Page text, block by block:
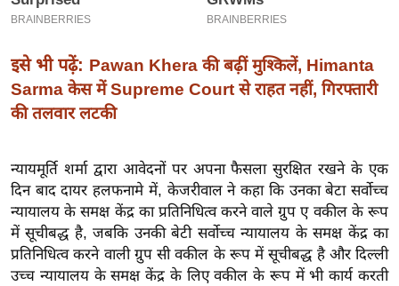
र
सा
ल
सा
ल
श
ख्सि
य
इसे भी पढ़ें: Pawan Khera की बढ़ीं मुश्किलें, Himanta
Sarma केस में Supreme Court से राहत नहीं, गिरफ्तारी
की तलवार लटकी
न्यायमूर्ति शर्मा द्वारा आवेदनों पर अपना फैसला सुरक्षित रखने के एक
दिन बाद दायर हलफनामे में, केजरीवाल ने कहा कि उनका बेटा सर्वोच्च
न्यायालय के समक्ष केंद्र का प्रतिनिधित्व करने वाले ग्रुप ए वकील के रूप
में सूचीबद्ध है, जबकि उनकी बेटी सर्वोच्च न्यायालय के समक्ष केंद्र का
प्रतिनिधित्व करने वाली ग्रुप सी वकील के रूप में सूचीबद्ध है और दिल्ली
उच्च न्यायालय के समक्ष केंद्र के लिए वकील के रूप में भी कार्य करती